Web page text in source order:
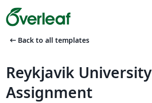
arrow_left_alt Back to all templates
Reykjavik University
Assignment